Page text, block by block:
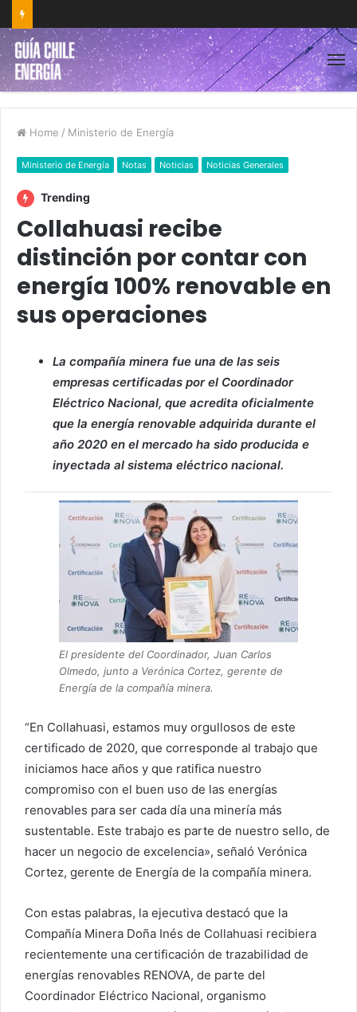
Home / Ministerio de Energía
Ministerio de Energía Notas Noticias Noticias Generales
Trending
Collahuasi recibe
distinción por contar con
energía 100% renovable en
sus operaciones
La compañía minera fue una de las seis
empresas certificadas por el Coordinador
Eléctrico Nacional, que acredita oficialmente
que la energía renovable adquirida durante el
año 2020 en el mercado ha sido producida e
inyectada al sistema eléctrico nacional.
El presidente del Coordinador, Juan Carlos
Olmedo, junto a Verónica Cortez, gerente de
Energía de la compañía minera.
“En Collahuasi, estamos muy orgullosos de este
certificado de 2020, que corresponde al trabajo que
iniciamos hace años y que ratifica nuestro
compromiso con el buen uso de las energías
renovables para ser cada día una minería más
sustentable. Este trabajo es parte de nuestro sello, de
hacer un negocio de excelencia», señaló Verónica
Cortez, gerente de Energía de la compañía minera.
Con estas palabras, la ejecutiva destacó que la
Compañía Minera Doña Inés de Collahuasi recibiera
recientemente una certificación de trazabilidad de
energías renovables RENOVA, de parte del
Coordinador Eléctrico Nacional, organismo